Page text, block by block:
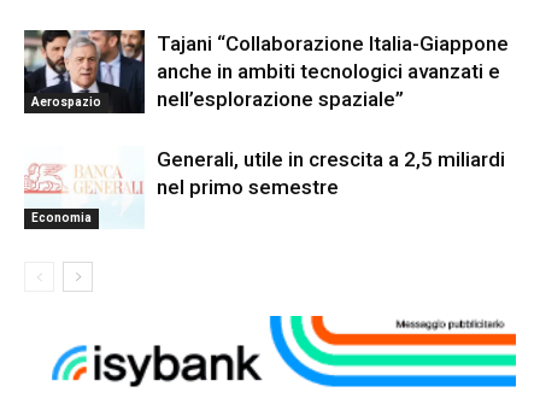
Aerospazio
Tajani “Collaborazione Italia-Giappone
anche in ambiti tecnologici avanzati e
nell’esplorazione spaziale”
Economia
Generali, utile in crescita a 2,5 miliardi
nel primo semestre